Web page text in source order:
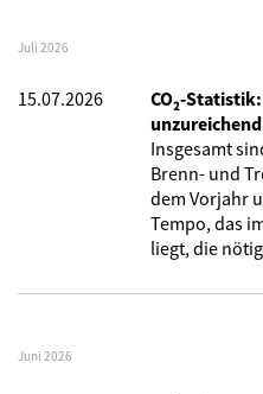
Juli 2026
15.07.2026
CO₂-
Insgesamt
Brenn- und
dem Vorjahr
Tempo, das
liegt, die
Juni 2026